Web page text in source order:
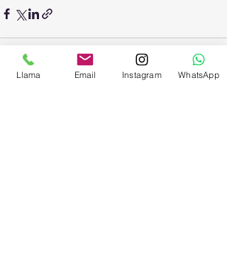
Llama Email Instagram WhatsApp